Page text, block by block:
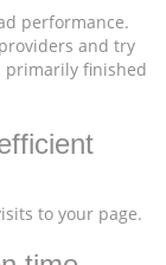
performance.
and try
primarily finished
to your page.